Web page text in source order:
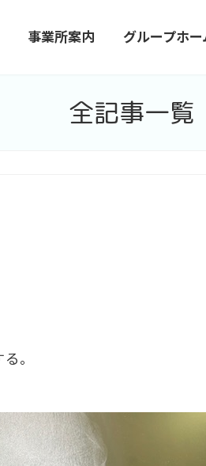
事業所案内 グループホー
全記事一覧
。